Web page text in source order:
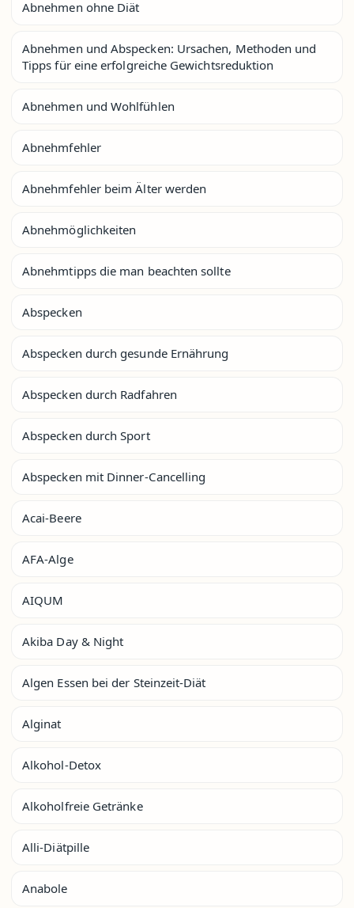
Abnehmen ohne Diät
Abnehmen und Abspecken: Ursachen, Methoden und
Tipps für eine erfolgreiche Gewichtsreduktion
Abnehmen und Wohlfühlen
Abnehmfehler
Abnehmfehler beim Älter werden
Abnehmöglichkeiten
Abnehmtipps die man beachten sollte
Abspecken
Abspecken durch gesunde Ernährung
Abspecken durch Radfahren
Abspecken durch Sport
Abspecken mit Dinner-Cancelling
Acai-Beere
AFA-Alge
AIQUM
Akiba Day & Night
Algen Essen bei der Steinzeit-Diät
Alginat
Alkohol-Detox
Alkoholfreie Getränke
Alli-Diätpille
Anabole